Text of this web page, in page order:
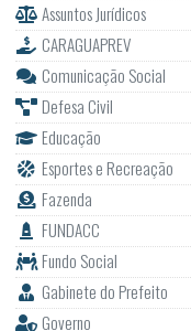
Assuntos Jurídicos
CARAGUAPREV
Comunicação Social
Defesa Civil
Educação
Esportes e Recreação
Fazenda
FUNDACC
Fundo Social
Gabinete do Prefeito
Governo